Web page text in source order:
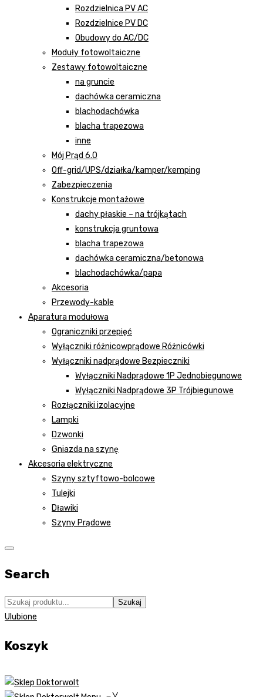
Rozdzielnica PV AC
Rozdzielnice PV DC
Obudowy do AC/DC
Moduły fotowoltaiczne
Zestawy fotowoltaiczne
na gruncie
dachówka ceramiczna
blachodachówka
blacha trapezowa
inne
Mój Prąd 6.0
Off-grid/UPS/działka/kamper/kemping
Zabezpieczenia
Konstrukcje montażowe
dachy płaskie – na trójkątach
konstrukcja gruntowa
blacha trapezowa
dachówka ceramiczna/betonowa
blachodachówka/papa
Akcesoria
Przewody-kable
Aparatura modułowa
Ograniczniki przepięć
Wyłączniki różnicowprądowe Różnicówki
Wyłączniki nadprądowe Bezpieczniki
Wyłączniki Nadprądowe 1P Jednobiegunowe
Wyłączniki Nadprądowe 3P Trójbiegunowe
Rozłączniki izolacyjne
Lampki
Dzwonki
Gniazda na szynę
Akcesoria elektryczne
Szyny sztyftowo-bolcowe
Tulejki
Dławiki
Szyny Prądowe
Search
Szukaj
Ulubione
Koszyk